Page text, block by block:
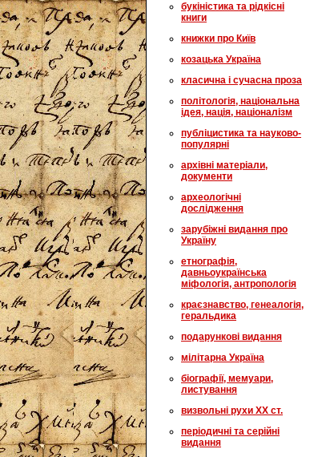
букіністика та рідкісні
книги
книжки про Київ
козацька Україна
класична і сучасна проза
політологія, національна
ідея, нація, націоналізм
публіцистика та науково-
популярні
архівні матеріали,
документи
археологічні
дослідження
зарубіжні видання про
Україну
етнографія,
давньоукраїнська
міфологія, антропологія
краєзнавство, генеалогія,
геральдика
подарункові видання
мілітарна Україна
біографії, мемуари,
листування
визвольні рухи XX ст.
періодичні та серійні
видання